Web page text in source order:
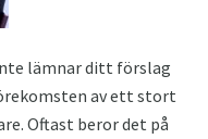
lämnar ditt förslag
av ett stort
Oftast beror det på